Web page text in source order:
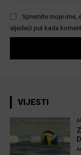
Spremite moje ime,
sljedeći put kada
VIJESTI